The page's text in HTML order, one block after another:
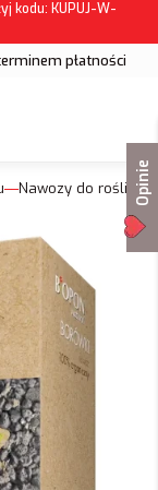
kodu: KUPUJ-W-
płatności
Nawozy do roślin Opinie